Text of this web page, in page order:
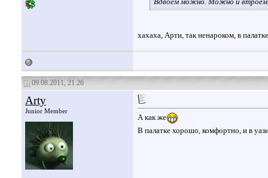
хахаха, Арти, так ненароком, в
09.08.2011, 21:26
Arty
Junior Member
А как же
В палатке хорошо, комфортно, и в